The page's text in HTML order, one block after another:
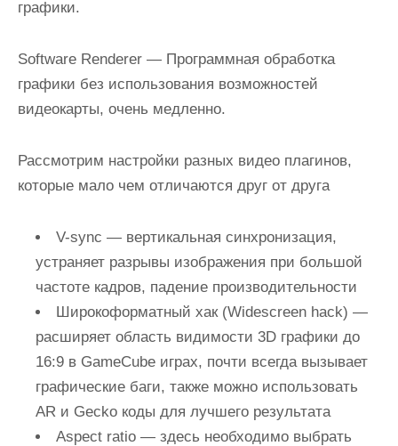
графики.
Software Renderer — Программная обработка
графики без использования возможностей
видеокарты, очень медленно.
Рассмотрим настройки разных видео плагинов,
которые мало чем отличаются друг от друга
V-sync — вертикальная синхронизация,
устраняет разрывы изображения при большой
частоте кадров, падение производительности
Широкоформатный хак (Widescreen hack) —
расширяет область видимости 3D графики до
16:9 в GameCube играх, почти всегда вызывает
графические баги, также можно использовать
AR и Gecko коды для лучшего результата
Aspect ratio — здесь необходимо выбрать